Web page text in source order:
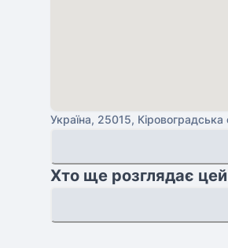
Україна, 25015,
Хто ще розглядає